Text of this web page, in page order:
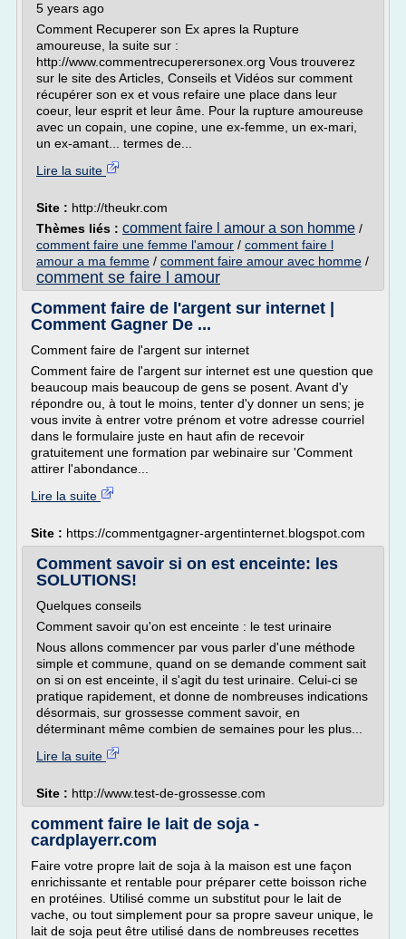
5 years ago
Comment Recuperer son Ex apres la Rupture
amoureuse, la suite sur :
http://www.commentrecuperersonex.org Vous trouverez
sur le site des Articles, Conseils et Vidéos sur comment
récupérer son ex et vous refaire une place dans leur
coeur, leur esprit et leur âme. Pour la rupture amoureuse
avec un copain, une copine, une ex-femme, un ex-mari,
un ex-amant... termes de...
Lire la suite
Site : http://theukr.com
Thèmes liés : comment faire l amour a son homme /
comment faire une femme l'amour / comment faire l
amour a ma femme / comment faire amour avec homme /
comment se faire l amour
Comment faire de l'argent sur internet |
Comment Gagner De ...
Comment faire de l'argent sur internet
Comment faire de l'argent sur internet est une question que
beaucoup mais beaucoup de gens se posent. Avant d'y
répondre ou, à tout le moins, tenter d'y donner un sens; je
vous invite à entrer votre prénom et votre adresse courriel
dans le formulaire juste en haut afin de recevoir
gratuitement une formation par webinaire sur 'Comment
attirer l'abondance...
Lire la suite
Site : https://commentgagner-argentinternet.blogspot.com
Comment savoir si on est enceinte: les
SOLUTIONS!
Quelques conseils
Comment savoir qu'on est enceinte : le test urinaire
Nous allons commencer par vous parler d'une méthode
simple et commune, quand on se demande comment sait
on si on est enceinte, il s'agit du test urinaire. Celui-ci se
pratique rapidement, et donne de nombreuses indications
désormais, sur grossesse comment savoir, en
déterminant même combien de semaines pour les plus...
Lire la suite
Site : http://www.test-de-grossesse.com
comment faire le lait de soja -
cardplayerr.com
Faire votre propre lait de soja à la maison est une façon
enrichissante et rentable pour préparer cette boisson riche
en protéines. Utilisé comme un substitut pour le lait de
vache, ou tout simplement pour sa propre saveur unique, le
lait de soja peut être utilisé dans de nombreuses recettes